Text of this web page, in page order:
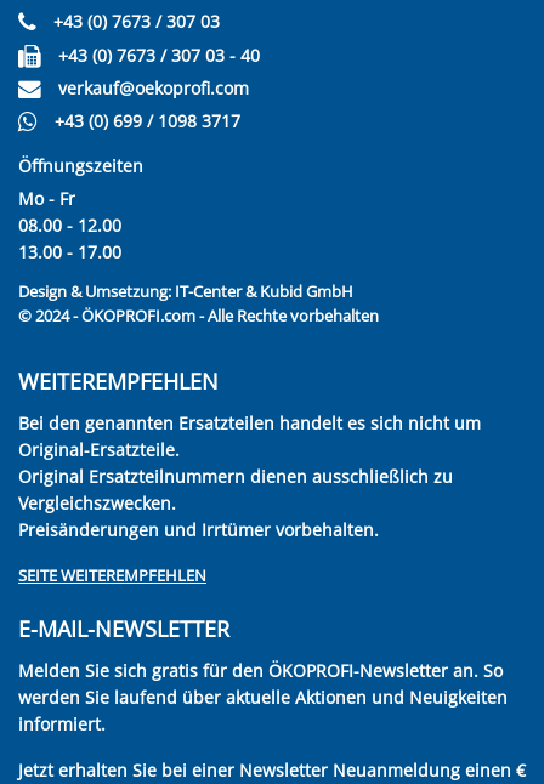
+43 (0) 7673 / 307 03
+43 (0) 7673 / 307 03 - 40
verkauf@oekoprofi.com
+43 (0) 699 / 1098 3717
Öffnungszeiten
Mo - Fr
08.00 - 12.00
13.00 - 17.00
Design & Umsetzung: IT-Center & Kubid GmbH
© 2024 - ÖKOPROFI.com - Alle Rechte vorbehalten
WEITEREMPFEHLEN
Bei den genannten Ersatzteilen handelt es sich nicht um
Original-Ersatzteile.
Original Ersatzteilnummern dienen ausschließlich zu
Vergleichszwecken.
Preisänderungen und Irrtümer vorbehalten.
SEITE WEITEREMPFEHLEN
E-MAIL-NEWSLETTER
Melden Sie sich gratis für den ÖKOPROFI-Newsletter an. So
werden Sie laufend über aktuelle Aktionen und Neuigkeiten
informiert.
Jetzt erhalten Sie bei einer Newsletter Neuanmeldung einen €